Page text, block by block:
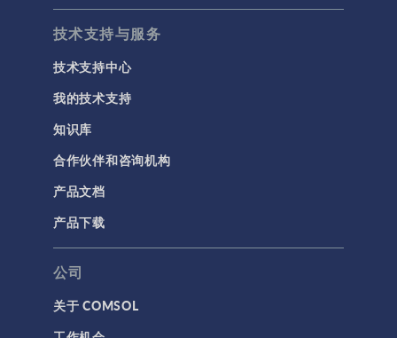
和弯管（环形）
AC/DC 模块： 多匝
芯 传热模块： 各种
体模块： 各种微流
体通道 搅拌器模
轮 轴 釜 多体动力学
模块： 外齿轮和内
模块： 各种类型的
束器 反光镜 RF 模
块： 各种类型的连
接器 表面贴装器件
物理场接口
用户界面
研究与求解器
简介
结果与可视化
网格
集群计算和云计算
3D 打印
技术支持与服务
技术支持中心
我的技术支持
知识库
合作伙伴和咨询机构
产品文档
产品下载
公司
关于 COMSOL